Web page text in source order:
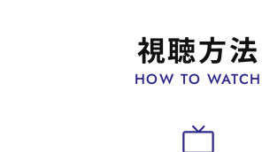
視聴方法
HOW TO WATCH